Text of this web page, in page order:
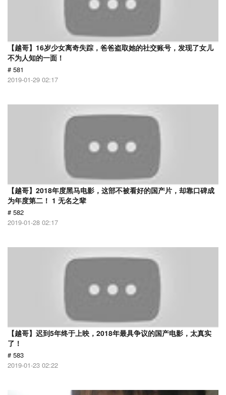
【越哥】16岁少女离奇失踪，爸爸盗取她的社交账号，发现了女儿
不为人知的一面！
# 581
2019-01-29 02:17
【越哥】2018年度黑马电影，这部不被看好的国产片，却靠口碑成
为年度第二！ 1 无名之辈
# 582
2019-01-28 02:17
【越哥】迟到5年终于上映，2018年最具争议的国产电影，太真实
了！
# 583
2019-01-23 02:22